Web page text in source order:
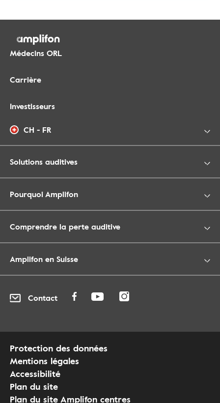
Médecins ORL
Carrière
Investisseurs
CH - FR
Solutions auditives
Pourquoi Amplifon
Comprendre la perte auditive
Amplifon en Suisse
Contact
Protection des données
Mentions légales
Accessibilité
Plan du site
Plan du site Amplifon centres